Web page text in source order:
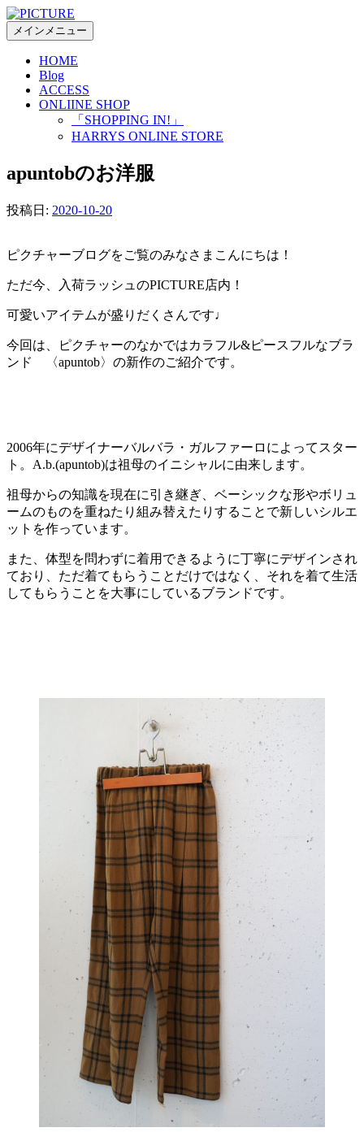
コ
ンメインメニュー
HOME
Blog
ACCESS
ONLIINE SHOP
「SHOPPING IN!」
HARRYS ONLINE STORE
apuntobのお洋服
投稿日: 2020-10-20
ピクチャーブログをご覧のみなさまこんにちは！
ただ今、入荷ラッシュのPICTURE店内！
可愛いアイテムが盛りだくさんです♩
今回は、ピクチャーのなかではカラフル&ピースフルなブラ
ンド 〈apuntob〉の新作のご紹介です。
2006年にデザイナーバルバラ・ガルファーロによってスター
ト。A.b.(apuntob)は祖母のイニシャルに由来します。
祖母からの知識を現在に引き継ぎ、ベーシックな形やボリュ
ームのものを重ねたり組み替えたりすることで新しいシルエ
ットを作っています。
また、体型を問わずに着用できるように丁寧にデザインされ
ており、ただ着てもらうことだけではなく、それを着て生活
してもらうことを大事にしているブランドです。